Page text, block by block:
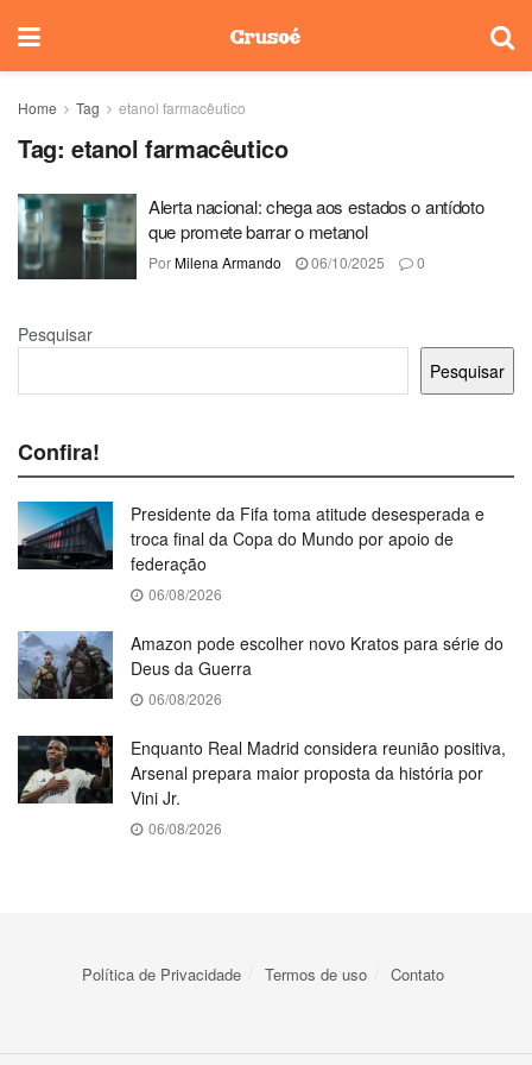
Home Tag etanol farmacêutico
Tag: etanol farmacêutico
Alerta nacional: chega aos estados o antídoto
que promete barrar o metanol
PorMilena Armando 06/10/2025 0
Pesquisar
Pesquisar
Confira!
Presidente da Fifa toma atitude desesperada e
troca final da Copa do Mundo por apoio de
federação
06/08/2026
Amazon pode escolher novo Kratos para série do
Deus da Guerra
06/08/2026
Enquanto Real Madrid considera reunião positiva,
Arsenal prepara maior proposta da história por
Vini Jr.
06/08/2026
Política de Privacidade Termos de uso Contato